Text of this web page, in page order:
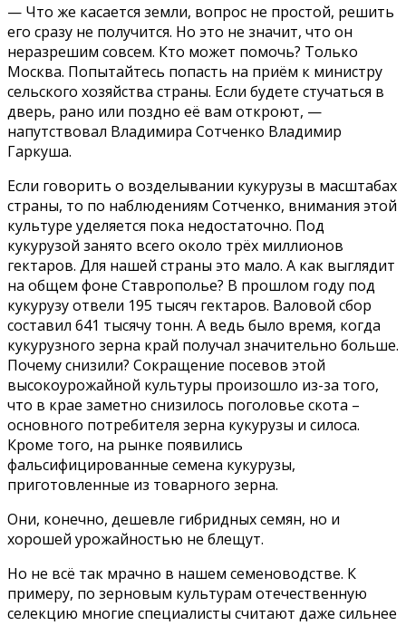
— Что же касается земли, вопрос не простой, решить
его сразу не получится. Но это не значит, что он
неразрешим совсем. Кто может помочь? Только
Москва. Попытайтесь попасть на приём к министру
сельского хозяйства страны. Если будете стучаться в
дверь, рано или поздно её вам откроют, —
напутствовал Владимира Сотченко Владимир
Гаркуша.
Если говорить о возделывании кукурузы в масштабах
страны, то по наблюдениям Сотченко, внимания этой
культуре уделяется пока недостаточно. Под
кукурузой занято всего около трёх миллионов
гектаров. Для нашей страны это мало. А как выглядит
на общем фоне Ставрополье? В прошлом году под
кукурузу отвели 195 тысяч гектаров. Валовой сбор
составил 641 тысячу тонн. А ведь было время, когда
кукурузного зерна край получал значительно больше.
Почему снизили? Сокращение посевов этой
высокоурожайной культуры произошло из-за того,
что в крае заметно снизилось поголовье скота –
основного потребителя зерна кукурузы и силоса.
Кроме того, на рынке появились
фальсифицированные семена кукурузы,
приготовленные из товарного зерна.
Они, конечно, дешевле гибридных семян, но и
хорошей урожайностью не блещут.
Но не всё так мрачно в нашем семеноводстве. К
примеру, по зерновым культурам отечественную
селекцию многие специалисты считают даже сильнее